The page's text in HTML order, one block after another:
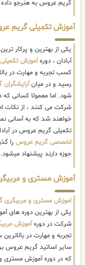
گریم عروس به هنرجو
آموزش تکمیلی گریم
یکی از بهترین و پرکار
آبادان ، دورهآموزش
کسب تجربه و مهارت در
رسید و در میان
شود. اما معمولا کسانی
شرکت می کنند ، از نکات
خواهند شد که به آسانی
تکمیلی گریم عروس در
تخصصی گریم عروس
حوزه دارند پیشنهاد میشود.
آموزش مستری و
اموزش مستری و مربیگری
یکی از بهترین دوره های
شرکت در دورهآموزش
تجربه و مهارت در
سایر اساتید گریم عروس
که در دوره آموزش مستری